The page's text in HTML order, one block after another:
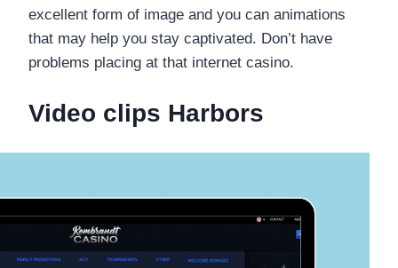
excellent form of image and you can animations
that may help you stay captivated. Don’t have
problems placing at that internet casino.
Video clips Harbors